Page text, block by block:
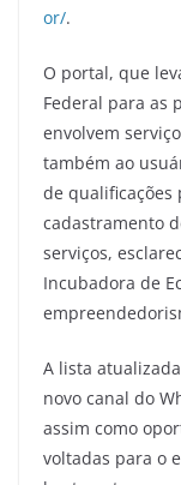
or/.
O portal, que
Federal para as
envolvem
também ao
de qualificações
cadastramento
serviços,
Incubadora de
A lista
novo canal do
assim como
voltadas para o